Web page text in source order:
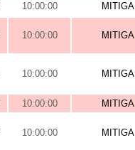
10:00:00 MITIGA
10:00:00 MITIGA
10:00:00 MITIGA
10:00:00 MITIGA
10:00:00 MITIGA